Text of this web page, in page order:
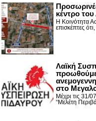
κέντρο
Η Κοινότητα
επισκέπτες
Λαϊκή
στο
Μέχρι τις 31/
“Μελέτη